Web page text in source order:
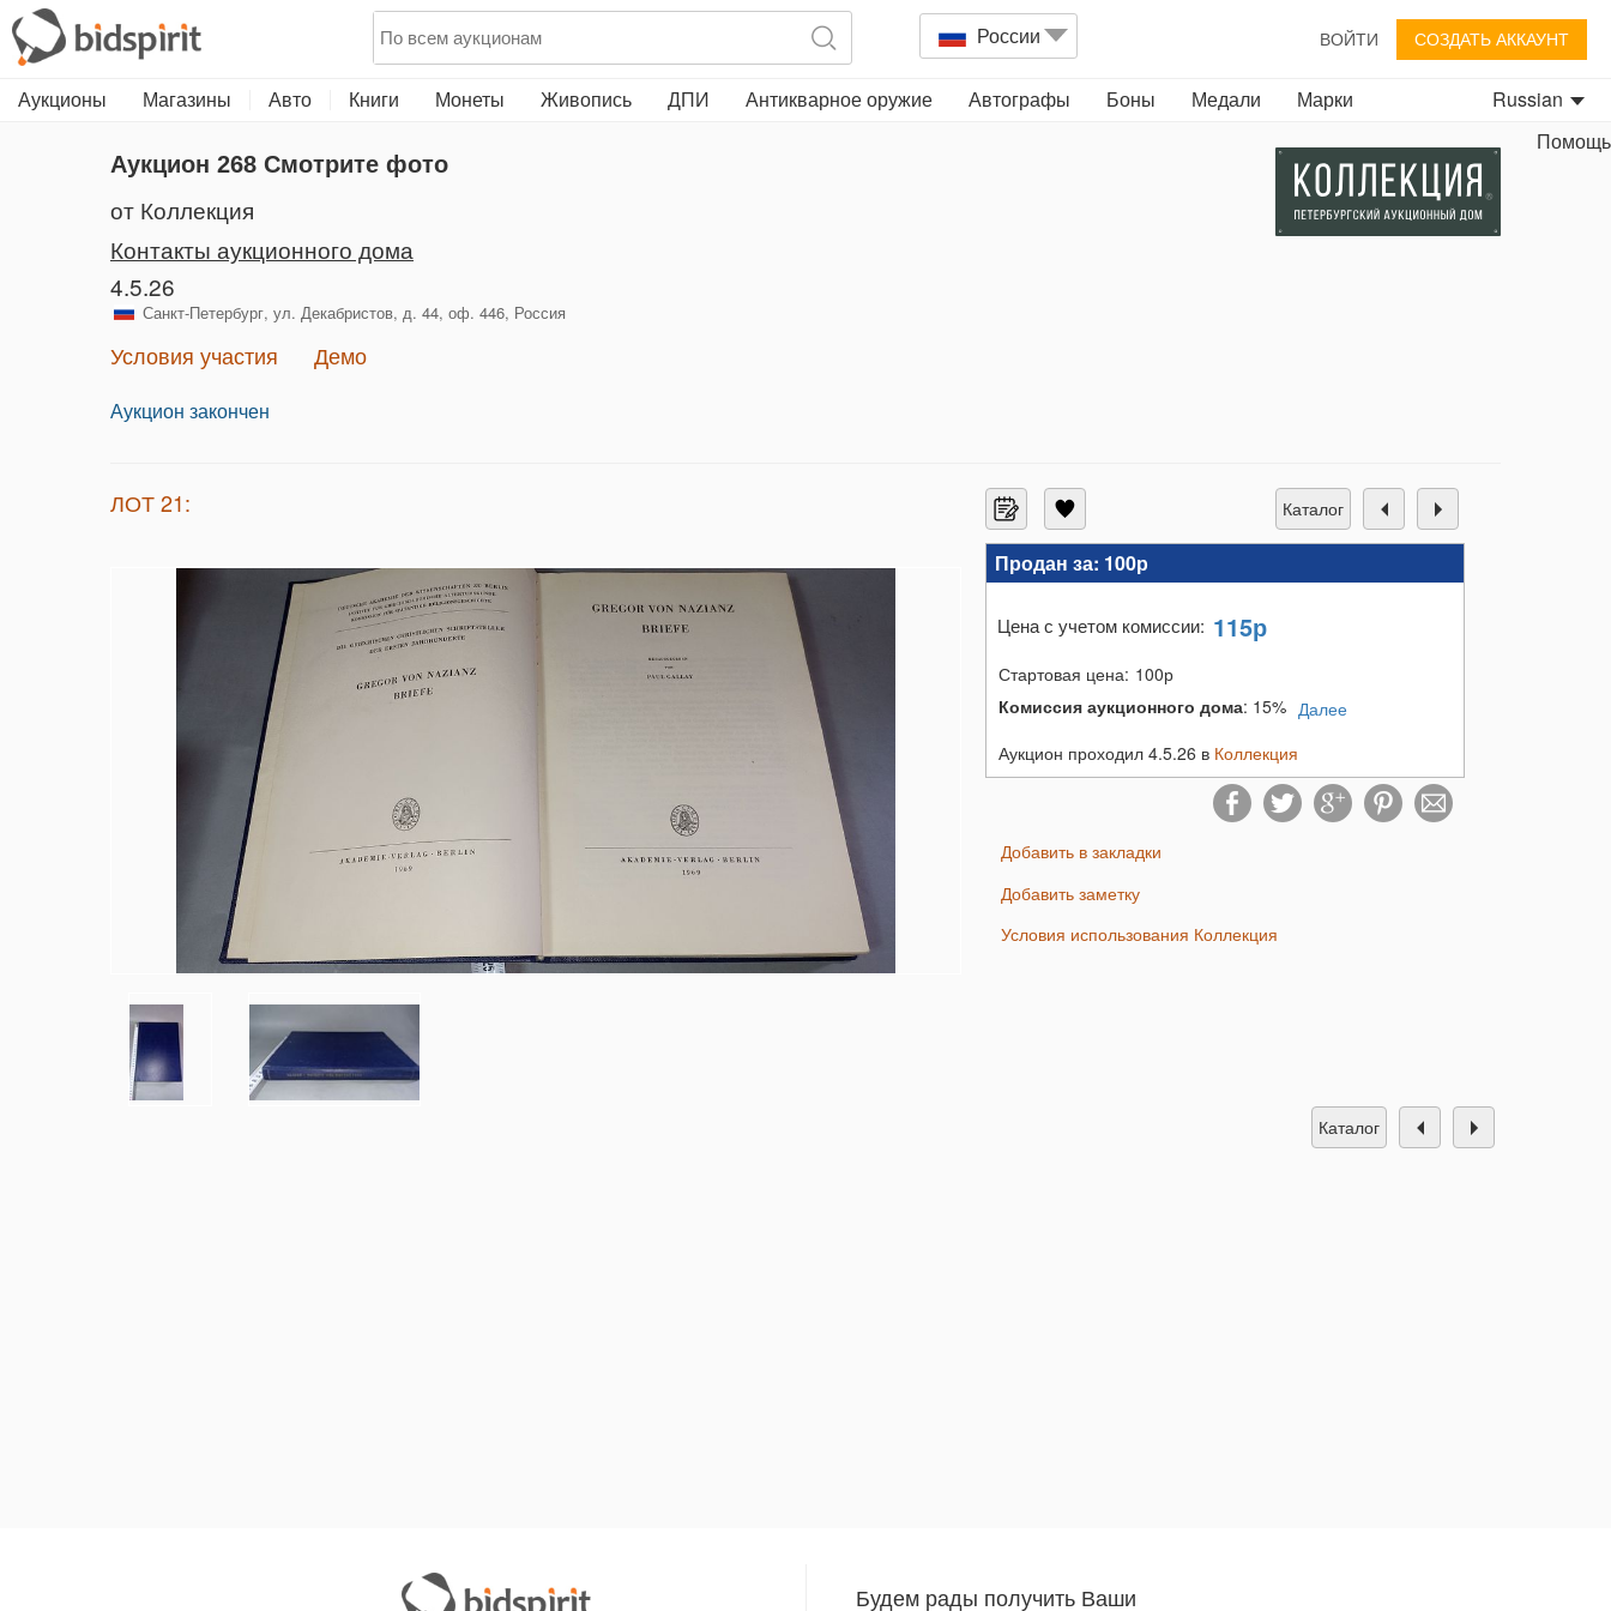
России ВОЙТИ СОЗДАТЬ АККАУНТ
Аукционы Магазины Авто Книги Монеты Живопись ДПИ Антикварное оружие Автографы Боны Медали Марки
Russian
Помощь
Аукцион 268 Смотрите фото
от Коллекция
Контакты аукционного дома
4.5.26
Санкт-Петербург, ул. Декабристов, д. 44, оф. 446, Россия
Условия участия Демо
Аукцион закончен
ЛОТ 21: каталог
Продан за: 100р
Цена с учетом комиссии: 115р
Стартовая цена: 100р
Комиссия аукционного дома: 15%
Далее
Аукцион проходил 4.5.26 в Коллекция
Добавить в закладки
Добавить заметку
Условия использования Коллекция
каталог
Будем рады получить Ваши